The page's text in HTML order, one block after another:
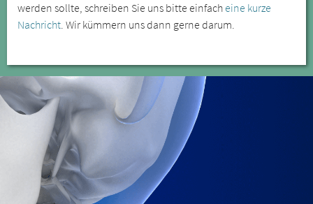
werden sollte, schreiben Sie uns bitte einfacheine kurze
Nachricht. Wir kümmern uns dann gerne darum.